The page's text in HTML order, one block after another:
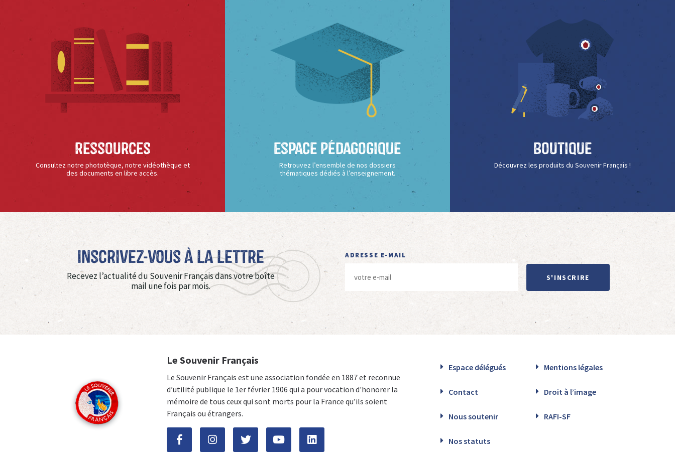
Ressources
Consultez notre phototèque, notre vidéothèque et
des documents en libre accès.
Espace Pédagogique
Retrouvez l’ensemble de nos dossiers
thématiques dédiés à l’enseignement.
Boutique
Découvrez les produits du Souvenir Français !
Inscrivez-vous à La Lettre
Recevez l’actualité du Souvenir Français dans votre boîte
mail une fois par mois.
ADRESSE E-MAIL
S'INSCRIRE
Le Souvenir Français
Le Souvenir Français est une association fondée en 1887 et reconnue
d’utilité publique le 1er février 1906 qui a pour vocation d'honorer la
mémoire de tous ceux qui sont morts pour la France qu’ils soient
Français ou étrangers.
Espace délégués Mentions légales
Contact Droit à l’image
Nous soutenir RAFI-SF
Nos statuts